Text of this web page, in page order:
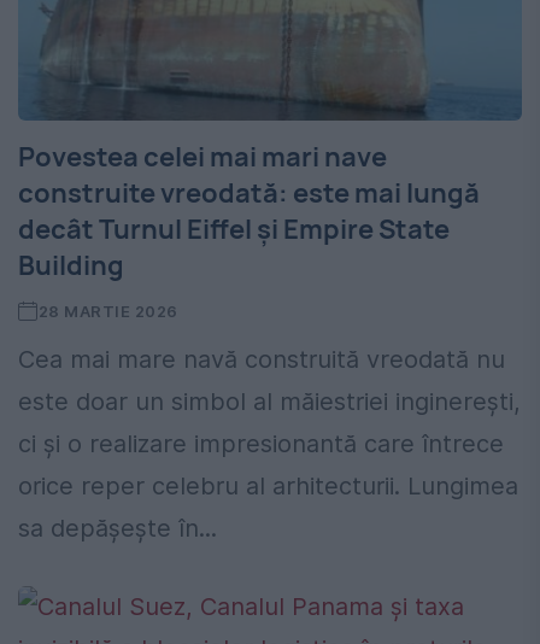
Povestea celei mai mari nave
construite vreodată: este mai lungă
decât Turnul Eiffel și Empire State
Building
28 MARTIE 2026
Cea mai mare navă construită vreodată nu
este doar un simbol al măiestriei inginerești,
ci și o realizare impresionantă care întrece
orice reper celebru al arhitecturii. Lungimea
sa depășește în...